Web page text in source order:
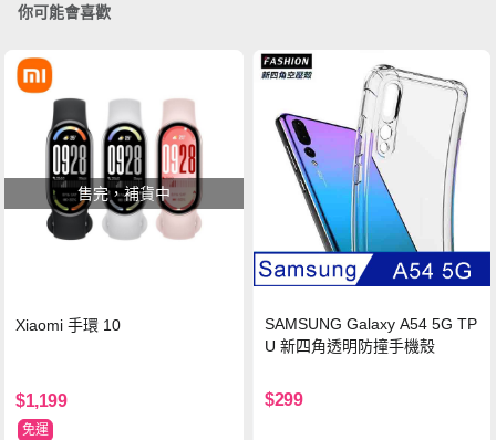
你可能會喜歡
售完，補貨中
Xiaomi 手環 10
$1,199
免運
SAMSUNG Galaxy A54 5G TP
U 新四角透明防撞手機殼
$299